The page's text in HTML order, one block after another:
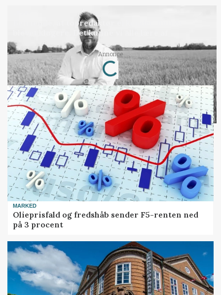
Befriende, at topredaktør erkender, hun er
blevet klogere. Det kunne vi alle lære af
Annonce
Loading...
MARKED
Olieprisfald og fredshåb sender F5-renten ned
på 3 procent